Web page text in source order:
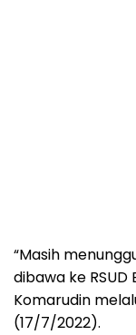
“Masih
dibawa ke
Komarudin
(17/7/2022).